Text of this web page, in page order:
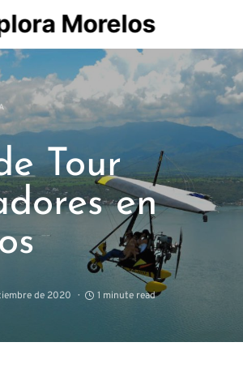
Morelos
Tour
en
de 2020 1 minute read